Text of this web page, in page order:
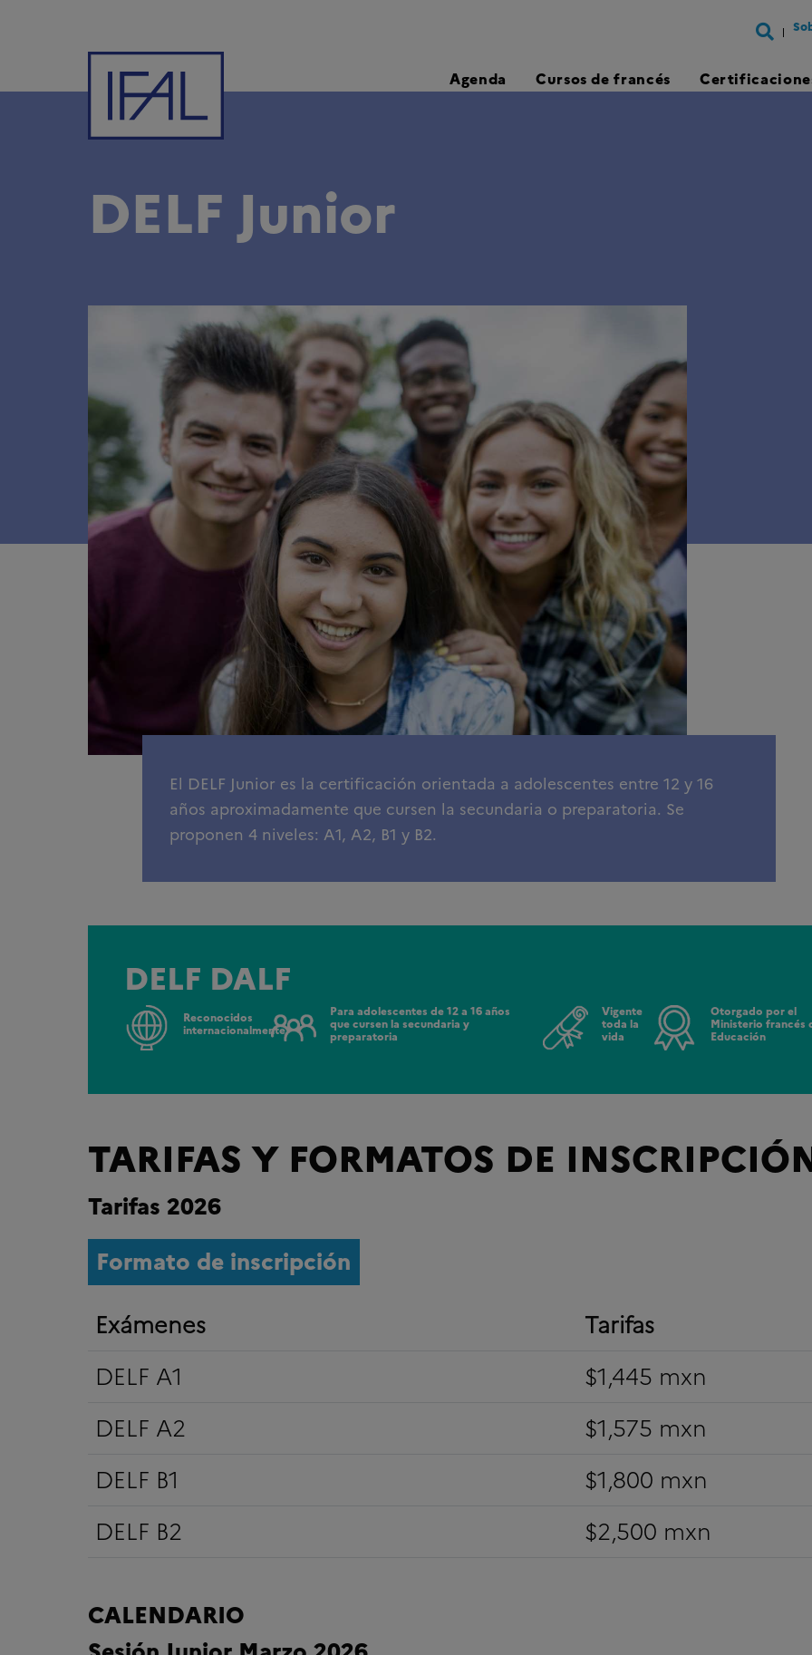
Agenda Cursos de francés
DELF Junior
El DELF Junior es la certificación orientada a adolescentes entre 12 y 16
años aproximadamente que cursen la secundaria o preparatoria. Se
proponen 4 niveles: A1, A2, B1 y B2.
DELF DALF
Reconocidos
internacionalmente
Para adolescentes de 12 a 16 años
que cursen la secundaria y
preparatoria
Vigente
toda la
vida
Otorgado por el
Ministerio francés
Educación
TARIFAS Y FORMATOS DE
Tarifas 2026
Formato de inscripción
Exámenes
Tarifas
DELF A1
$1,445 mxn
DELF A2
$1,575 mxn
DELF B1
$1,800 mxn
DELF B2
$2,500 mxn
CALENDARIO